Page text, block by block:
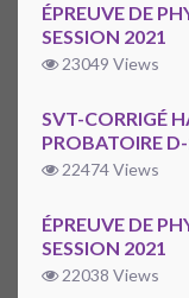
ÉPREUVE DE
SESSION 2021
23049 Views
SVT-CORRIGÉ
PROBATOIRE
22474 Views
ÉPREUVE DE
SESSION 2021
22038 Views